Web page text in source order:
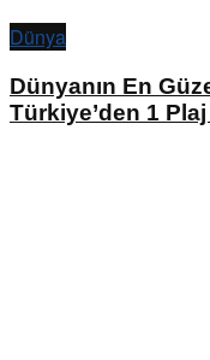
Dünya
Dünyanın En
Türkiye’den 1